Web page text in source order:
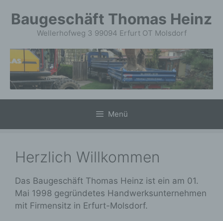
InhaltBaugeschäft Thomas Heinz
Wellerhofweg 3 99094 Erfurt OT Molsdorf
Menü
Herzlich Willkommen
Das Baugeschäft Thomas Heinz ist ein am 01.
Mai 1998 gegründetes Handwerksunternehmen
mit Firmensitz in Erfurt-Molsdorf.